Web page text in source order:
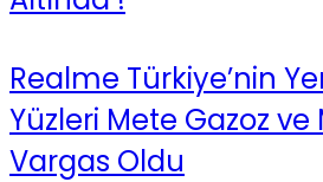
Realme Türkiye’nin
Yüzleri Mete Gazoz ve
Vargas Oldu